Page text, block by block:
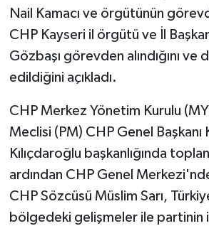
Nail Kamacı ve örgütünün
CHP Kayseri il örgütü ve İl
Gözbaşı görevden alındığını ve
edildiğini açıkladı.
CHP Merkez Yönetim Kurulu
Meclisi (PM) CHP Genel Başkanı
Kılıçdaroğlu başkanlığında
ardından CHP Genel
CHP Sözcüsü Müslim Sarı,
bölgedeki gelişmeler ile partinin